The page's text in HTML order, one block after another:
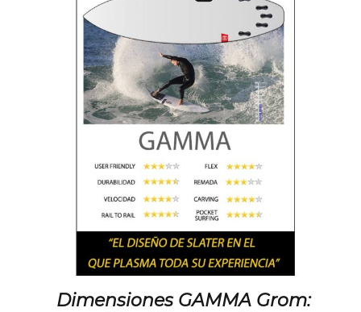
Dimensiones GAMMA Grom: